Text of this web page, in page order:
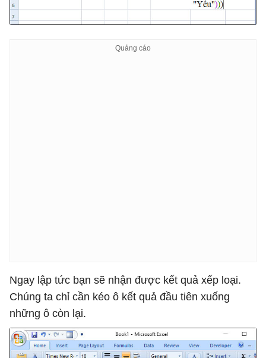
Ngay lập tức bạn sẽ nhận được kết quả xếp loại.
Chúng ta chỉ cần kéo ô kết quả đầu tiên xuống
những ô còn lại.